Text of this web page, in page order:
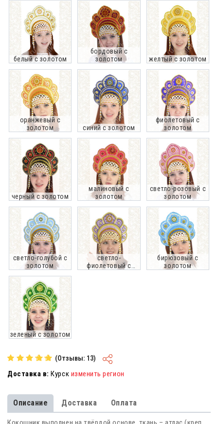
белый с золотом
бордовый с
золотом
желтый с золотом
оранжевый с
золотом
синий с золотом
фиолетовый с
золотом
черный с золотом
малиновый с
золотом
светло-розовый с
золотом
светло-голубой с
золотом
светло-
фиолетовый с
бирюзовый с
золотом
зеленый с золотом
(Отзывы: 13)
Доставка в: Курск изменить регион
Описание Доставка Оплата